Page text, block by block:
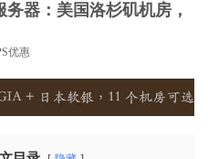
器：美国洛杉矶机房，
优惠